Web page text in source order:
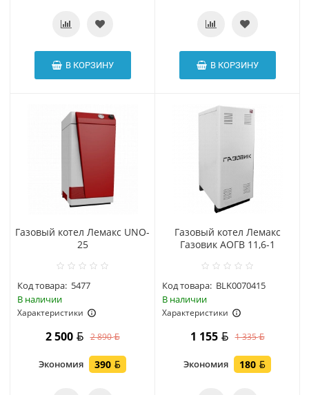
В КОРЗИНУ В КОРЗИНУ
Газовый котел Лемакс UNO-
25
Код товара: 5477
В наличии
Характеристики
2 500 2 890
Экономия 390
Газовый котел Лемакс
Газовик АОГВ 11,6-1
Код товара: BLK0070415
В наличии
Характеристики
1 155 1 335
Экономия 180